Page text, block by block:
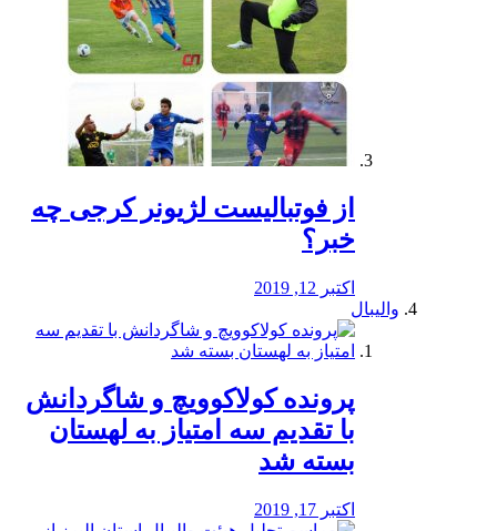
از فوتبالیست لژیونر کرجی چه
خبر؟
اکتبر 12, 2019
والیبال
پرونده کولاکوویچ و شاگردانش
با تقدیم سه امتیاز به لهستان
بسته شد
اکتبر 17, 2019